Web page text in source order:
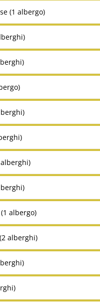
(1 albergo)
albergo)
alberghi)